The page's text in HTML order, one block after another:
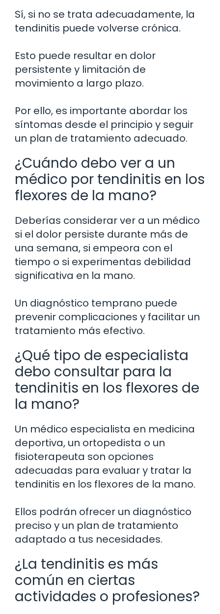
Sí, si no se trata adecuadamente, la
tendinitis puede volverse crónica.
Esto puede resultar en dolor
persistente y limitación de
movimiento a largo plazo.
Por ello, es importante abordar los
síntomas desde el principio y seguir
un plan de tratamiento adecuado.
¿Cuándo debo ver a un
médico por tendinitis en los
flexores de la mano?
Deberías considerar ver a un médico
si el dolor persiste durante más de
una semana, si empeora con el
tiempo o si experimentas debilidad
significativa en la mano.
Un diagnóstico temprano puede
prevenir complicaciones y facilitar un
tratamiento más efectivo.
¿Qué tipo de especialista
debo consultar para la
tendinitis en los flexores de
la mano?
Un médico especialista en medicina
deportiva, un ortopedista o un
fisioterapeuta son opciones
adecuadas para evaluar y tratar la
tendinitis en los flexores de la mano.
Ellos podrán ofrecer un diagnóstico
preciso y un plan de tratamiento
adaptado a tus necesidades.
¿La tendinitis es más
común en ciertas
actividades o profesiones?